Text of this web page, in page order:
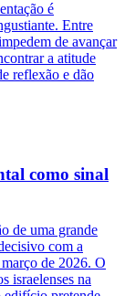
é
Entre
de avançar
a atitude
reflexão e dão
como sinal
de uma grande
com a
de 2026. O
israelenses na